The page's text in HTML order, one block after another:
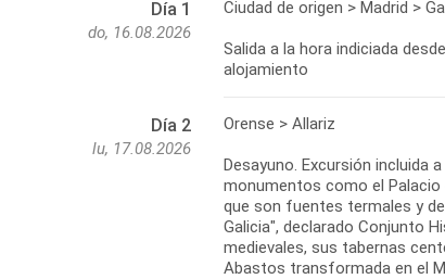
Día 1
do, 16.08.2026
Ciudad de origen > Madrid >
Salida a la hora indiciada
alojamiento
Día 2
lu, 17.08.2026
Orense > Allariz
Desayuno. Excursión incluida
monumentos como el Palacio
que son fuentes termales y
Galicia", declarado Conjunto
medievales, sus tabernas
Abastos transformada en el